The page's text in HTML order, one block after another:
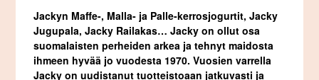
Jackyn Maffe-, Malla- ja Palle-kerrosjogurtit, Jacky
Jugupala, Jacky Railakas… Jacky on ollut osa
suomalaisten perheiden arkea ja tehnyt maidosta
ihmeen hyvää jo vuodesta 1970. Vuosien varrella
Jacky on uudistanut tuotteistoaan jatkuvasti ja